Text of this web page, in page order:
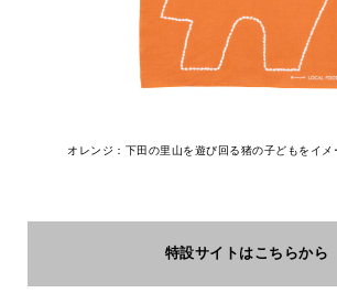
オレンジ：下田の里山を遊び回る猪の子どもをイメ
特設サイトはこちらから